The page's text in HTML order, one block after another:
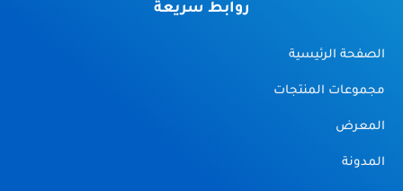
روابط سريعة
الصفحة الرئيسية
مجموعات المنتجات
المعرض
المدونة